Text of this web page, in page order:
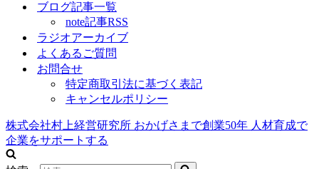
ブログ記事一覧
note記事RSS
ラジオアーカイブ
よくあるご質問
お問合せ
特定商取引法に基づく表記
キャンセルポリシー
株式会社村上経営研究所 おかげさまで創業50年 人材育成で
企業をサポートする